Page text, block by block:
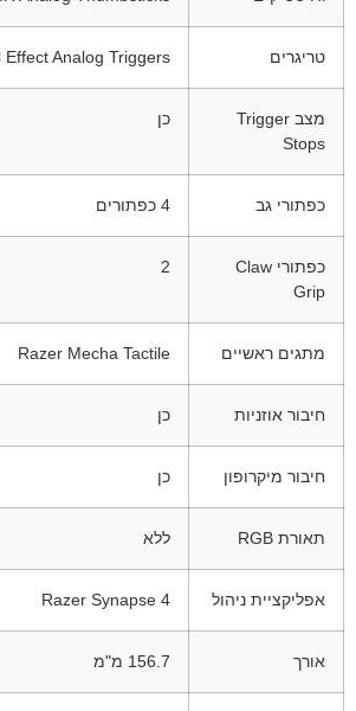
טריגרים Effect Analog Triggers
מצב Trigger
Stops
כן
כפתורי גב 4 כפתורים
כפתורי Claw
Grip
2
מתגים ראשיים Razer Mecha Tactile
חיבור אוזניות כן
חיבור מיקרופון כן
תאורת RGB ללא
אפליקציית ניהול Razer Synapse 4
אורך 156.7 מ"מ